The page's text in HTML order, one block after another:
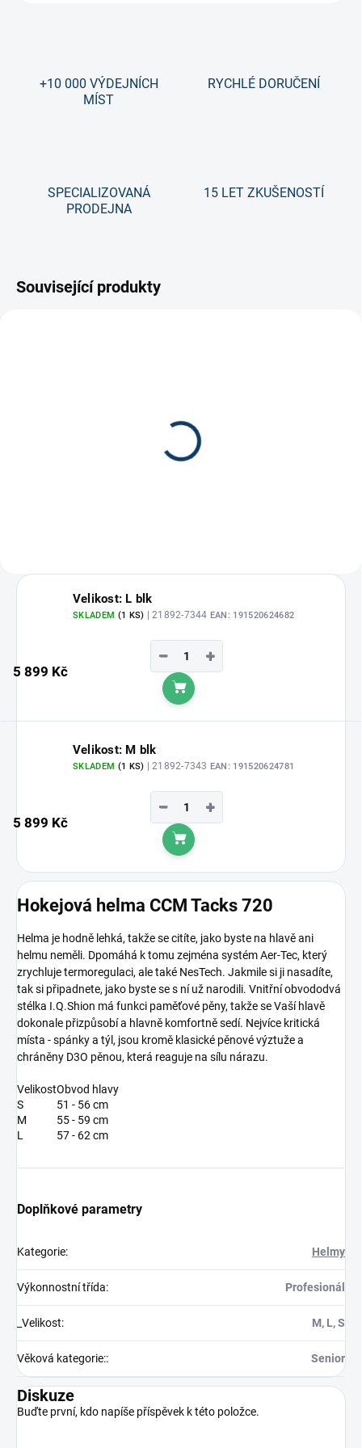
+10 000 VÝDEJNÍCH
MÍST
RYCHLÉ DORUČENÍ
SPECIALIZOVANÁ
PRODEJNA
15 LET ZKUŠENOSTÍ
Související produkty
Velikost: L blk
SKLADEM (1 KS) | 21892-7344 EAN: 191520624682
5 899 Kč
+
−
Do košíku
Velikost: M blk
SKLADEM (1 KS) | 21892-7343 EAN: 191520624781
5 899 Kč
+
−
Do košíku
Hokejová helma CCM Tacks 720
Helma je hodně lehká, takže se citíte, jako byste na hlavě ani
helmu neměli. Dpomáhá k tomu zejména systém Aer-Tec, který
zrychluje termoregulaci, ale také NesTech. Jakmile si ji nasadíte,
tak si připadnete, jako byste se s ní už narodili. Vnitřní obvododvá
stélka I.Q.Shion má funkci paměťové pěny, takže se Vaší hlavě
dokonale přizpůsobí a hlavně komfortně sedí. Nejvíce kritická
místa - spánky a týl, jsou kromě klasické pěnové výztuže a
chráněny D3O pěnou, která reaguje na sílu nárazu.
VelikostObvod hlavy
S
51 - 56 cm
M
55 - 59 cm
L
57 - 62 cm
Doplňkové parametry
Kategorie: Helmy
Výkonnostní třída: Profesionál
_Velikost: M, L, S
Věková kategorie:: Senior
Diskuze
Buďte první, kdo napíše příspěvek k této položce.